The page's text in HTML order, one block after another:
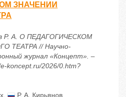
ЗНАЧЕНИИ
Р. А. О ПЕДАГОГИЧЕСКОМ
ТЕАТРА // Научно-
журнал «Концепт». –
koncept.ru/2026/0.htm?
, Р. А. Кирьянов